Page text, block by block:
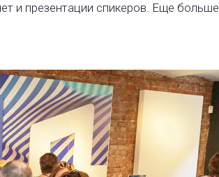
и презентации спикеров. Еще больше